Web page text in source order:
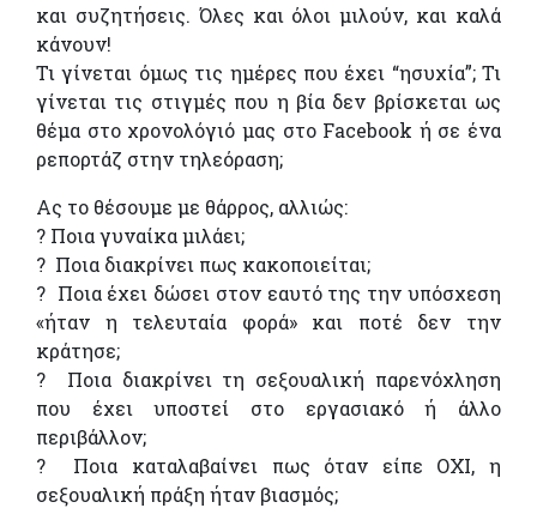
και συζητήσεις. Όλες και όλοι μιλούν, και καλά
κάνουν!
Τι γίνεται όμως τις ημέρες που έχει “ησυχία”; Τι
γίνεται τις στιγμές που η βία δεν βρίσκεται ως
θέμα στο χρονολόγιό μας στο Facebook ή σε ένα
ρεπορτάζ στην τηλεόραση;
Ας το θέσουμε με θάρρος, αλλιώς:
? Ποια γυναίκα μιλάει;
? Ποια διακρίνει πως κακοποιείται;
? Ποια έχει δώσει στον εαυτό της την υπόσχεση
«ήταν η τελευταία φορά» και ποτέ δεν την
κράτησε;
? Ποια διακρίνει τη σεξουαλική παρενόχληση
που έχει υποστεί στο εργασιακό ή άλλο
περιβάλλον;
? Ποια καταλαβαίνει πως όταν είπε ΟΧΙ, η
σεξουαλική πράξη ήταν βιασμός;